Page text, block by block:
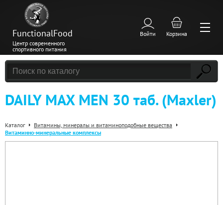
FunctionalFood
Центр современного
спортивного питания
Войти Корзина
DAILY MAX MEN 30 таб. (Maxler)
Каталог
Витамины, минералы и витаминоподобные вещества
Витаминно-минеральные комплексы